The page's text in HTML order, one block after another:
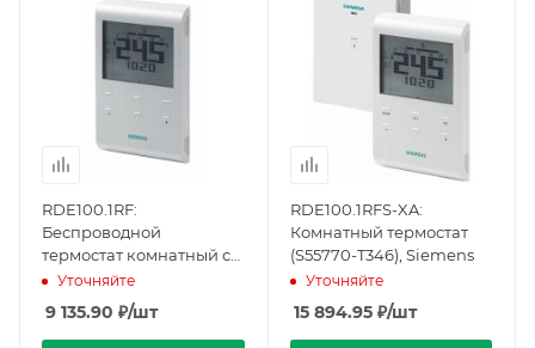
RDE100.1RF:
Беспроводной
термостат комнатный с
7-дневным
расписанеим, DC 3 В
(S55770-T320), Siemens
Уточняйте
9 135.90 ₽/шт
RDE100.1RFS-XA:
Комнатный термостат
(S55770-T346), Siemens
Уточняйте
15 894.95₽/шт